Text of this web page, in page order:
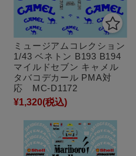
ミュージアムコレクション
1/43 ベネトン B193 B194
マイルドセブン キャメル
タバコデカール PMA対
応 MC-D1172
¥1,320(税込)